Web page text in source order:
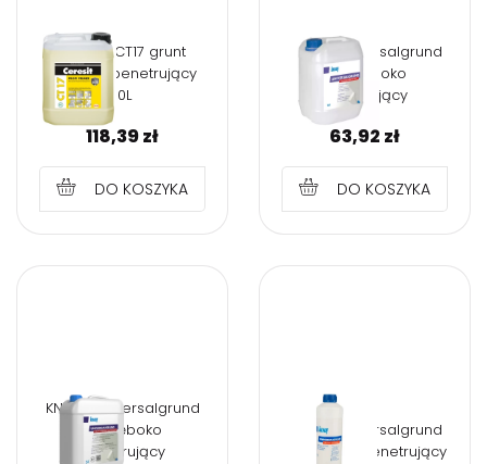
Ceresit CT17 grunt
głęboko penetrujący
10L
118,39zł
DO KOSZYKA
KNAUF Universalgrund
10L Głęboko
penetrujący
63,92 zł
DO KOSZYKA
KNAUF Universalgrund
5L Głęboko
penetrujący
KNAUF Universalgrund
1L Głęboko penetrujący